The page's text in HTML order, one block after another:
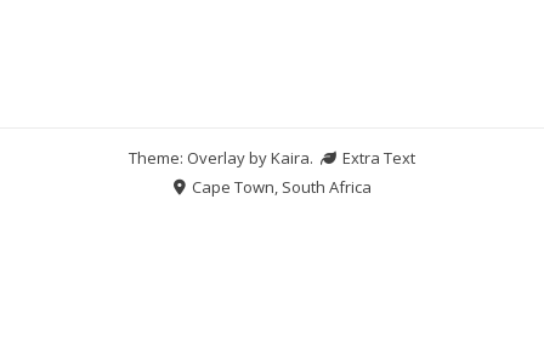
Theme: Overlay byKaira.
Extra Text
Cape Town, South Africa